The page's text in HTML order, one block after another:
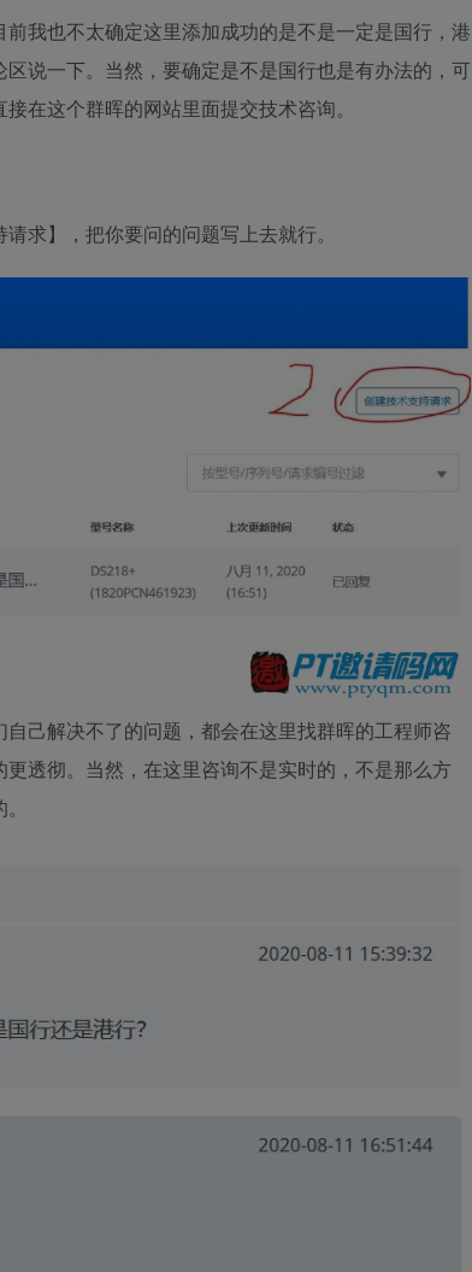
前我也不太确定这里添加成功的是不是一定是国行，港
区说一下。当然，要确定是不是国行也是有办法的，可
在这个群晖的网站里面提交技术咨询。
请求】，把你要问的问题写上去就行。
己解决不了的问题，都会在这里找群晖的工程师咨
透彻。当然，在这里咨询不是实时的，不是那么方